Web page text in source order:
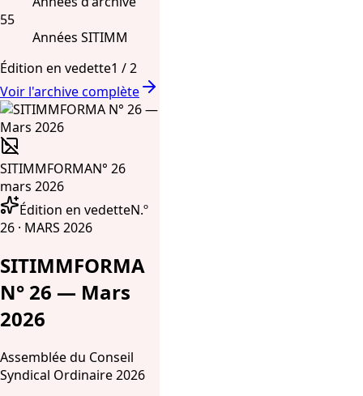
55
Années SITIMM
Édition en vedette1 /2
Voir l'archive complète
SITIMMFORMAN° 26
mars 2026
Édition en vedetteN.º
26 · MARS 2026
SITIMMFORMA
N° 26 — Mars
2026
Assemblée du Conseil
Syndical Ordinaire 2026